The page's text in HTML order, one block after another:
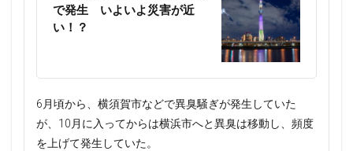
で発生 いよいよ災害が近
い！？
6月頃から、横須賀市などで異臭騒ぎが発生していた
が、10月に入ってからは横浜市へと異臭は移動し、頻度
を上げて発生していた。